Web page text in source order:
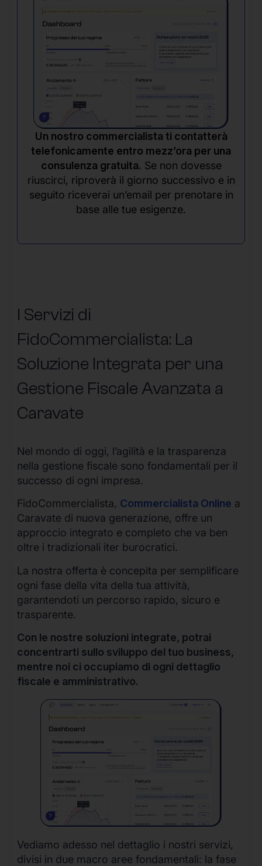
Un nostro commercialista ti contatterà
telefonicamente entro mezz’ora per una
consulenza gratuita. Se non dovesse
riuscirci, riproverà il giorno successivo e in
seguito riceverai un’email per prenotare in
base alle tue esigenze.
I Servizi di
FidoCommercialista: La
Soluzione Integrata per una
Gestione Fiscale Avanzata a
Caravate
Nel mondo di oggi, l’agilità e la trasparenza
nella gestione fiscale sono fondamentali per il
successo di ogni impresa.
FidoCommercialista, Commercialista Online a
Caravate di nuova generazione, offre un
approccio integrato e completo che va ben
oltre i tradizionali iter burocratici.
La nostra offerta è concepita per semplificare
ogni fase della vita della tua attività,
garantendoti un percorso rapido, sicuro e
trasparente.
Con le nostre soluzioni integrate, potrai
concentrarti sullo sviluppo del tuo business,
mentre noi ci occupiamo di ogni dettaglio
fiscale e amministrativo.
Vediamo adesso nel dettaglio i nostri servizi,
divisi in due macro aree fondamentali: la fase